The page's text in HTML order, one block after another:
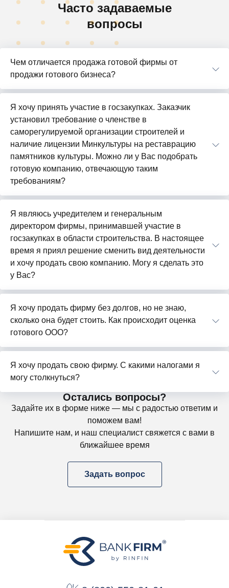
Часто задаваемые
вопросы
Чем отличается продажа готовой фирмы от
продажи готового бизнеса?
Я хочу принять участие в госзакупках. Заказчик
установил требование о членстве в
саморегулируемой организации строителей и
наличие лицензии Минкультуры на реставрацию
памятников культуры. Можно ли у Вас подобрать
готовую компанию, отвечающую таким
требованиям?
Я являюсь учредителем и генеральным
директором фирмы, принимавшей участие в
госзакупках в области строительства. В настоящее
время я приял решение сменить вид деятельности
и хочу продать свою компанию. Могу я сделать это
у Вас?
Я хочу продать фирму без долгов, но не знаю,
сколько она будет стоить. Как происходит оценка
готового ООО?
Я хочу продать свою фирму. С какими налогами я
могу столкнуться?
Остались вопросы?
Задайте их в форме ниже — мы с радостью ответим и
поможем вам!
Напишите нам, и наш специалист свяжется с вами в
ближайшее время
Задать вопрос